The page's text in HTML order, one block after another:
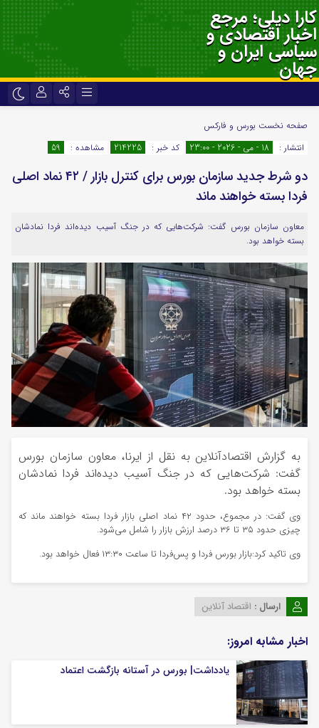
کارا دیلی؛ مرجع
اخبار اقتصادی و
سیاسی ایران و
جهان
اینستاگرام
سروش
ایتا
آپارات
اپلیکیشن رمز عبور
لطفا پاسخ را به عدد انگلیسی وارد کنید:
دوازده − 1 =
مرا به خاطر بسپار
صفحه نخست بورس و فارکس
انتشار :
18 - می - 2026 - 23:00 کد خبر : 214225 مشاهده : 59
دو شرط جدید سازمان بورس برای کنترل بازار / ۴۲ نماد اصلی
فردا بسته خواهند ماند
معاون سازمان بورس گفت: شرکت‌هایی که در جنگ آسیب دیده‌اند فردا نمادشان
بسته خواهد بود.
به گزارش اقتصادآنلاین به نقل از ایرنا، معاون سازمان بورس
گفت: شرکت‌هایی که در جنگ آسیب دیده‌اند فردا نمادشان
بسته خواهد بود.
وی گفت: در مجموع، حدود ۴۲ نماد اصلی بازار فردا بسته خواهند ماند که
چیزی حدود ۳۵ تا ۳۶ درصد ارزش بازار را شامل می‌شود.
وی تاکید کرد:بازار بورس فردا و پس‌فردا تا ساعت ۱۳:۳۰ فعال خواهد بود.
ارسال : اقتصاد آنلاین
اخبار مشابه امروز:
یادداشت| بورس در آستانه بازگشت اعتماد